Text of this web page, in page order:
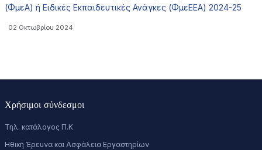
(ΦμεΑ) ή Ειδικές Εκπαιδευτικές Ανάγκες (ΦμεΕΕΑ) 2024-25
02 Οκτωβρίου 2024
Χρήσιμοι σύνδεσμοι
Τηλ. κατάλογος Π.Κ
Ηθική Έρευνα και Ασφάλεια Εργαστηρίων